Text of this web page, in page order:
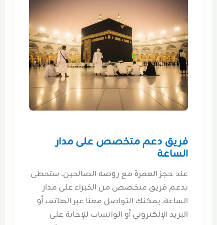
فريق دعم متخصص على مدار
الساعة
عند حجز العمرة مع روضة الصالحين، ستحظى
بدعم فريق متخصص من الخبراء على مدار
الساعة. يمكنك التواصل معنا عبر الهاتف أو
البريد الإلكتروني أو الواتساب للإجابة على